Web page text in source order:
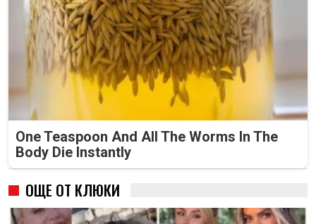
One Teaspoon And All The Worms In The
Body Die Instantly
ОЩЕ ОТ КЛЮКИ